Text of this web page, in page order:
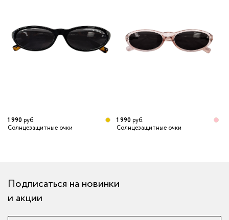
1 990руб.
Солнцезащитные очки
1 990руб.
Солнцезащитные очки
Подписаться на новинки
и акции